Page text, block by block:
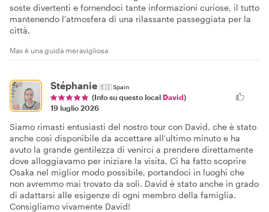
soste divertenti e fornendoci tante informazioni curiose, il tutto
mantenendo l'atmosfera di una rilassante passeggiata per la
città.
Max è una guida meravigliosa
Stéphanie 🇪🇸Spain
(Info su questo local David)
19 luglio 2026
Siamo rimasti entusiasti del nostro tour con David, che è stato
anche così disponibile da accettare all'ultimo minuto e ha
avuto la grande gentilezza di venirci a prendere direttamente
dove alloggiavamo per iniziare la visita. Ci ha fatto scoprire
Osaka nel miglior modo possibile, portandoci in luoghi che
non avremmo mai trovato da soli. David è stato anche in grado
di adattarsi alle esigenze di ogni membro della famiglia.
Consigliamo vivamente David!